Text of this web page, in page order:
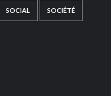
SOCIAL SOCIÉTÉ